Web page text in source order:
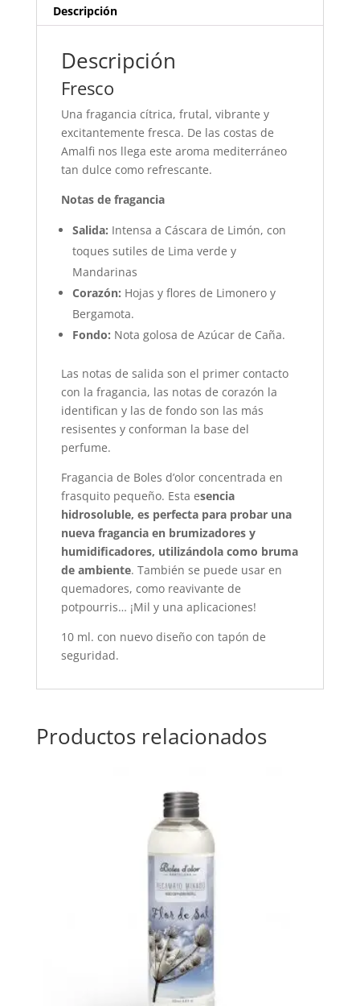
Descripción
Descripción
Fresco
Una fragancia cítrica, frutal, vibrante y
excitantemente fresca. De las costas de
Amalfi nos llega este aroma mediterráneo
tan dulce como refrescante.
Notas de fragancia
Salida: Intensa a Cáscara de Limón, con
toques sutiles de Lima verde y
Mandarinas
Corazón: Hojas y flores de Limonero y
Bergamota.
Fondo: Nota golosa de Azúcar de Caña.
Las notas de salida son el primer contacto
con la fragancia, las notas de corazón la
identifican y las de fondo son las más
resisentes y conforman la base del
perfume.
Fragancia de Boles d’olor concentrada en
frasquito pequeño. Esta esencia
hidrosoluble, es perfecta para probar una
nueva fragancia en brumizadores y
humidificadores, utilizándola como bruma
de ambiente. También se puede usar en
quemadores, como reavivante de
potpourris… ¡Mil y una aplicaciones!
10 ml. con nuevo diseño con tapón de
seguridad.
Productos relacionados